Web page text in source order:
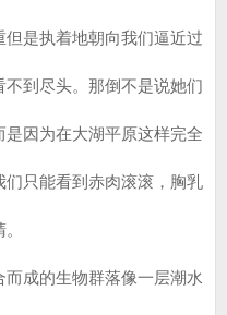
是执着地朝向我们逼近过
到尽头。那倒不是说她们
因为在大湖平原这样完全
只能看到赤肉滚滚，胸乳
成的生物群落像一层潮水